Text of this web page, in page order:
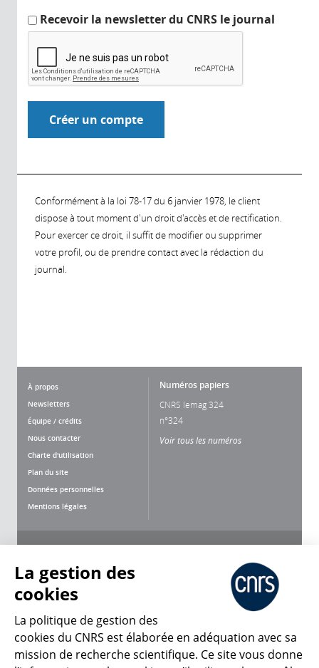
Recevoir la newsletter du CNRS le journal
Conformément à la loi 78-17 du 6 janvier 1978, le client
dispose à tout moment d'un droit d'accès et de rectification.
Pour exercer ce droit, il suffit de modifier ou supprimer
votre profil, ou de prendre contact avec la rédaction du
journal.
À propos
Newsletters
Équipe / crédits
Nous contacter
Charte d'utilisation
Plan du site
Données personnelles
Mentions légales
Numéros papiers
CNRS lemag 324
n°324
Voir tous les numéros
CNRS Le Mag
La gestion des
cookies
La politique de gestion des
cookies du CNRS est élaborée en adéquation avec sa
mission de recherche scientifique. Ce site vous donne